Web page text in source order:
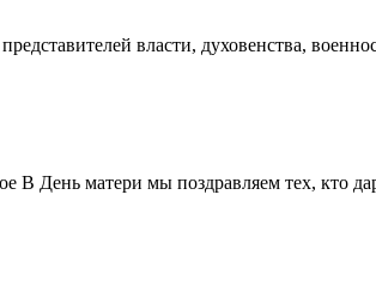
власти, духовенства,
В День матери мы поздравляем тех, кто